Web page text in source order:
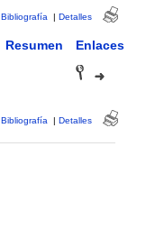
Bibliografía | Detalles
Resumen Enlaces
Bibliografía | Detalles